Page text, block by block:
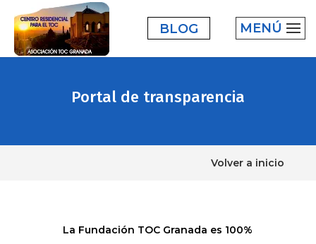
BLOG MENÚ
Portal de transparencia
Volver a inicio
La Fundación TOC Granada es 100%